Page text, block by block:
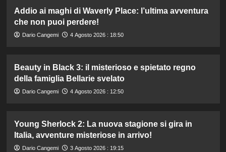
Addio ai maghi di Waverly Place: l’ultima avventura
che non puoi perdere!
Dario Cangemi 4 Agosto 2026 : 18:50
Beauty in Black 3: il misterioso e spietato regno
della famiglia Bellarie svelato
Dario Cangemi 4 Agosto 2026 : 12:50
Young Sherlock 2: La nuova stagione si gira in
Italia, avventure misteriose in arrivo!
Dario Cangemi 3 Agosto 2026 : 19:15